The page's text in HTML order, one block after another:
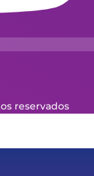
reservados